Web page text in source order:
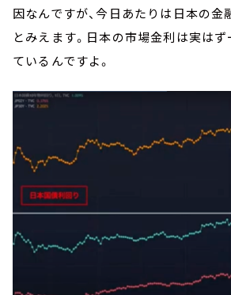
因なんですが、今日あたりは日本の金
とみえます。日本の市場金利は実は
ているんですよ。